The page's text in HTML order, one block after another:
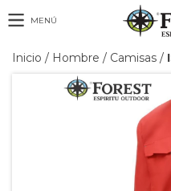
MENÚ
Inicio / Hombre / Camisas /